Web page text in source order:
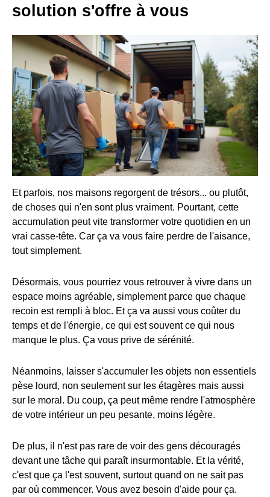
solution s'offre à vous
Et parfois, nos maisons regorgent de trésors... ou plutôt,
de choses qui n'en sont plus vraiment. Pourtant, cette
accumulation peut vite transformer votre quotidien en un
vrai casse-tête. Car ça va vous faire perdre de l'aisance,
tout simplement.
Désormais, vous pourriez vous retrouver à vivre dans un
espace moins agréable, simplement parce que chaque
recoin est rempli à bloc. Et ça va aussi vous coûter du
temps et de l'énergie, ce qui est souvent ce qui nous
manque le plus. Ça vous prive de sérénité.
Néanmoins, laisser s'accumuler les objets non essentiels
pèse lourd, non seulement sur les étagères mais aussi
sur le moral. Du coup, ça peut même rendre l'atmosphère
de votre intérieur un peu pesante, moins légère.
De plus, il n'est pas rare de voir des gens découragés
devant une tâche qui paraît insurmontable. Et la vérité,
c'est que ça l'est souvent, surtout quand on ne sait pas
par où commencer. Vous avez besoin d'aide pour ça.